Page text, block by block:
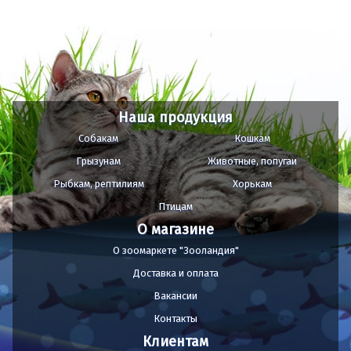
Наша продукция
Собакам
Кошкам
Грызунам
Животные, попугаи
Рыбкам, рептилиям
Хорькам
Птицам
О магазине
О зоомаркете "Зооландия"
Доставка и оплата
Вакансии
Контакты
Клиентам